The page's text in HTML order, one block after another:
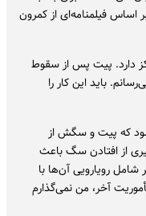
فیلمنامه‌ای از کمرون
دارد. پیت پس از سقوط
باید این کار را
که پیت و سگش از
از افتادن سگ باعث
رویارویی آن‌ها با
آخر، من نمی‌گذارم